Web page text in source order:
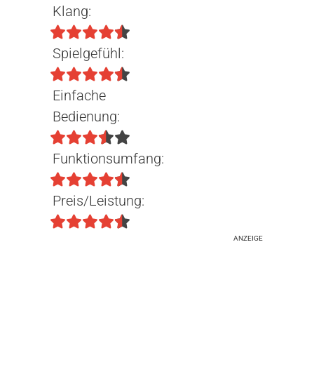
Klang:
Spielgefühl:
Einfache
Bedienung:
Funktionsumfang:
Preis/Leistung:
ANZEIGE